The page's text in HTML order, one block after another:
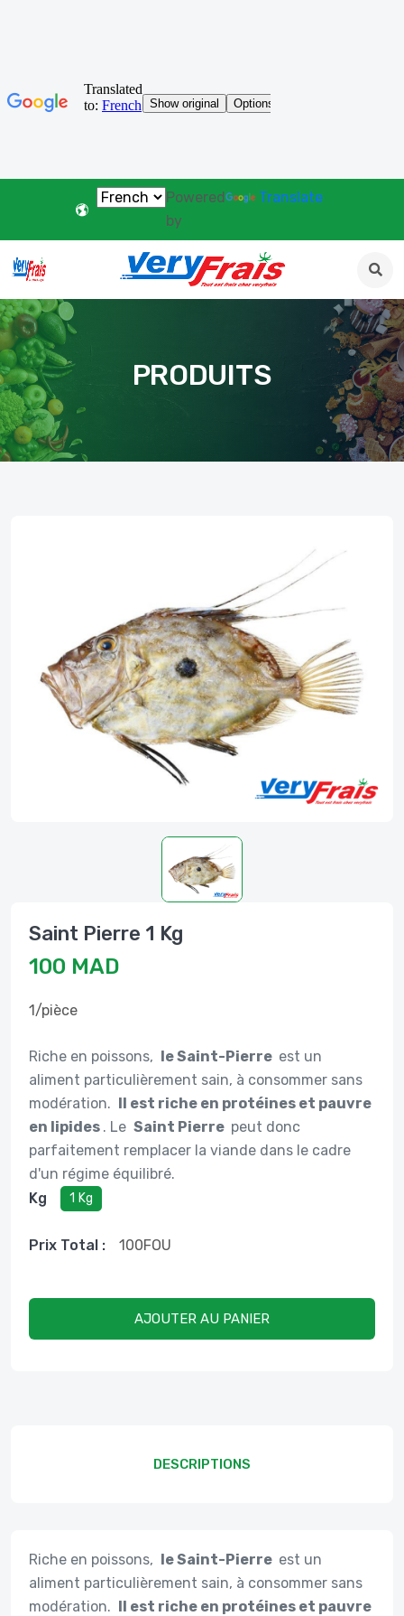
Powered
by
Translate
PRODUITS
Saint Pierre 1 Kg
100 MAD
1/pièce
Riche en poissons, le Saint-Pierre est un
aliment particulièrement sain, à consommer sans
modération. Il est riche en protéines et pauvre
en lipides . Le Saint Pierre peut donc
parfaitement remplacer la viande dans le cadre
d'un régime équilibré.
Kg
1 Kg
Prix ​​total : 100FOU
AJOUTER AU PANIER
DESCRIPTIONS
Riche en poissons, le Saint-Pierre est un
aliment particulièrement sain, à consommer sans
modération. Il est riche en protéines et pauvre